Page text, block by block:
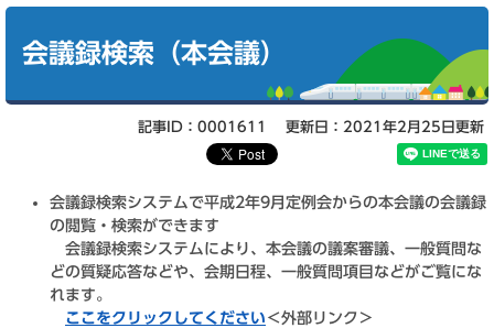
会議録検索（本会議）
記事ID：0001611 更新日：2021年2月25日更新
会議録検索システムで平成2年9月定例会からの本会議の会議録
の閲覧・検索ができます
会議録検索システムにより、本会議の議案審議、一般質問な
どの質疑応答などや、会期日程、一般質問項目などがご覧にな
れます。
ここをクリックしてください ＜外部リンク＞